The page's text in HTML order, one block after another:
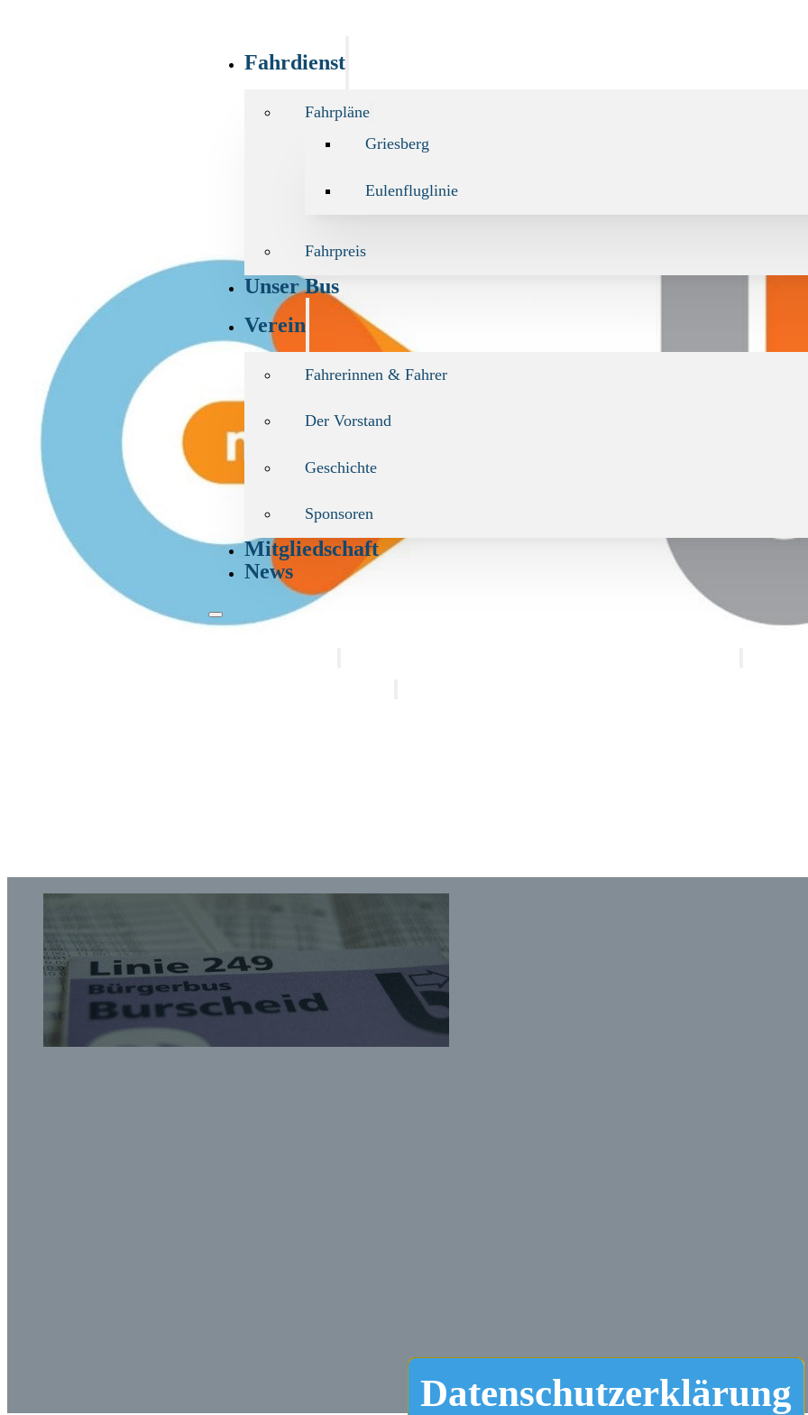
Fahrdienst
Fahrpläne
Griesberg
Eulenfluglinie
Fahrpreis
Unser Bus
Verein
Fahrerinnen & Fahrer
Der Vorstand
Geschichte
Sponsoren
Mitgliedschaft
News
Datenschutzerklärung